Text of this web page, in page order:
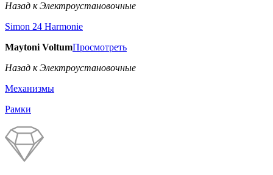
Назад к Электроустановочные
Simon 24 Harmonie
Maytoni VoltumПросмотреть
Назад к Электроустановочные
Механизмы
Рамки